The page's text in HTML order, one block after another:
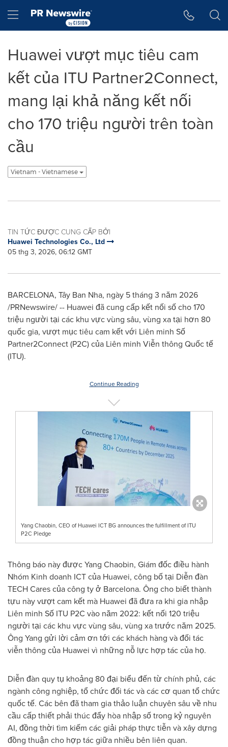
Hamburger menu
Huawei vượt mục tiêu cam
kết của ITU Partner2Connect,
mang lại khả năng kết nối
cho 170 triệu người trên toàn
cầu
Vietnam - Vietnamese
TIN TỨC ĐƯỢC CUNG CẤP BỞI
Huawei Technologies Co., Ltd
05 thg 3, 2026, 06:12 GMT
BARCELONA, Tây Ban Nha, ngày 5 tháng 3 năm 2026
/PRNewswire/ -- Huawei đã cung cấp kết nối số cho 170
triệu người tại các khu vực vùng sâu, vùng xa tại hơn 80
quốc gia, vượt mục tiêu cam kết với Liên minh Số
Partner2Connect (P2C) của Liên minh Viễn thông Quốc tế
(ITU).
Continue Reading
Yang Chaobin, CEO of Huawei ICT BG announces the fulfillment of ITU
P2C Pledge
Thông báo này được Yang Chaobin, Giám đốc điều hành
Nhóm Kinh doanh ICT của Huawei, công bố tại Diễn đàn
TECH Cares của công ty ở Barcelona. Ông cho biết thành
tựu này vượt cam kết mà Huawei đã đưa ra khi gia nhập
Liên minh Số ITU P2C vào năm 2022: kết nối 120 triệu
người tại các khu vực vùng sâu, vùng xa trước năm 2025.
Ông Yang gửi lời cảm ơn tới các khách hàng và đối tác
viễn thông của Huawei vì những nỗ lực hợp tác của họ.
Diễn đàn quy tụ khoảng 80 đại biểu đến từ chính phủ, các
ngành công nghiệp, tổ chức đối tác và các cơ quan tổ chức
quốc tế. Các bên đã tham gia thảo luận chuyên sâu về nhu
cầu cấp thiết phải thúc đẩy hòa nhập số trong kỷ nguyên
AI, đồng thời tìm kiếm các giải pháp thực tiễn và xây dựng
đồng thuận cho hợp tác giữa nhiều bên liên quan.